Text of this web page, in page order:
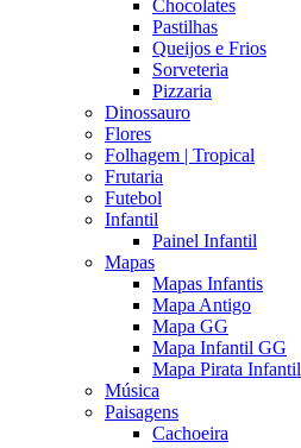
Chocolates
Pastilhas
Queijos e Frios
Sorveteria
Pizzaria
Dinossauro
Flores
Folhagem | Tropical
Frutaria
Futebol
Infantil
Painel Infantil
Mapas
Mapas Infantis
Mapa Antigo
Mapa GG
Mapa Infantil GG
Mapa Pirata Infantil
Música
Paisagens
Cachoeira